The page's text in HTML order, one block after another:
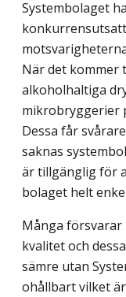
Systembolaget
När det kommer
alkoholhaltiga
mikrobryggerier
Dessa får
saknas
är tillgänglig för
bolaget helt
Många försvarar
kvalitet och
sämre utan
ohållbart vilket